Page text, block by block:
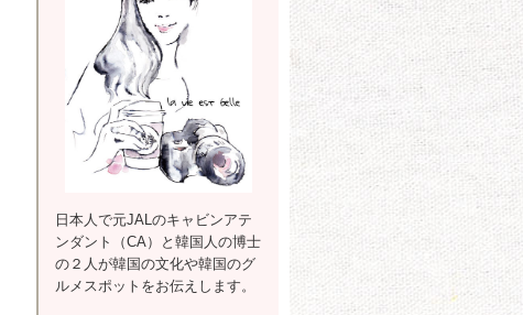
日本人で元JALのキャビンアテ
ンダント（CA）と韓国人の博士
の２人が韓国の文化や韓国のグ
ルメスポットをお伝えします。